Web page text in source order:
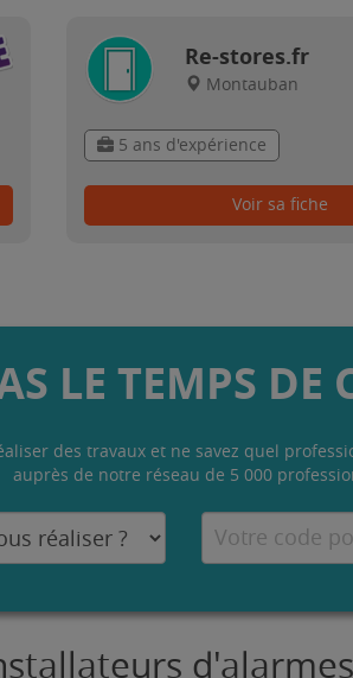
Re-stores.fr
Montauban
5 ans d'expérience
Voir sa fiche
LE TEMPS DE
des travaux et ne savez quel
auprès de notre réseau de 5 000